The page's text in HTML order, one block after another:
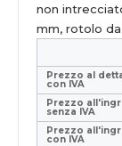
non
mm, rotolo
Prezzo al
con IVA
Prezzo
senza IVA
Prezzo
con IVA